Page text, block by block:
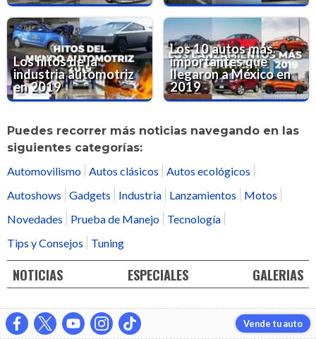
Los hitos de la
industria automotriz
en 2019
Los 10 autos más
importantes que
llegaron a México en
2019
Puedes recorrer más noticias navegando en las
siguientes categorías:
Automovilismo Autos clásicos
Autos ecológicos
Autoshows
Gadgets Industria Lanzamientos
Motos
Novedades
Prueba de Manejo
Tecnología
Tips y Consejos
Tuning
NOTICIAS ESPECIALES GALERIAS
Vende tu auto